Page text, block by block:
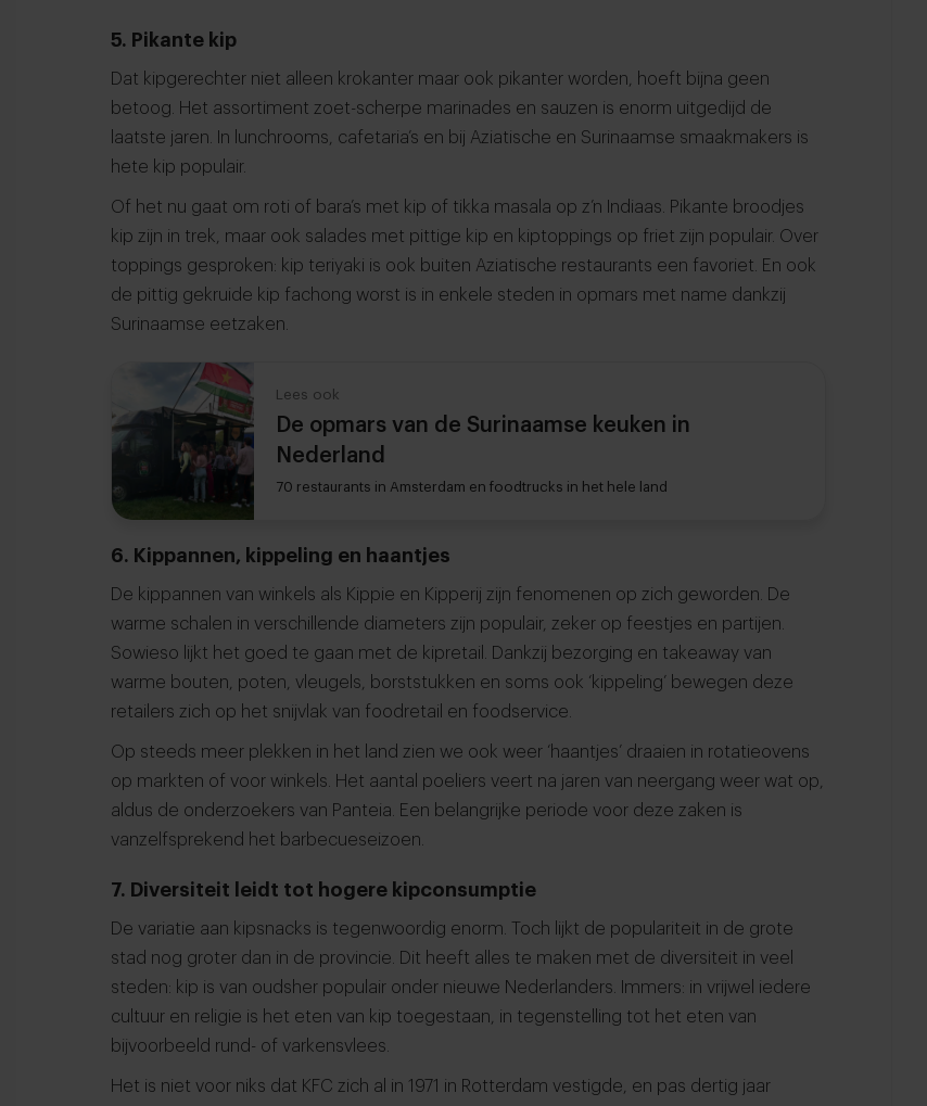
5. Pikante kip
Dat kipgerechter niet alleen krokanter maar ook pikanter worden, hoeft bijna geen
betoog. Het assortiment zoet-scherpe marinades en sauzen is enorm uitgedijd de
laatste jaren. In lunchrooms, cafetaria’s en bij Aziatische en Surinaamse smaakmakers is
hete kip populair.
Of het nu gaat om roti of bara’s met kip of tikka masala op z’n Indiaas. Pikante broodjes
kip zijn in trek, maar ook salades met pittige kip en kiptoppings op friet zijn populair. Over
toppings gesproken: kip teriyaki is ook buiten Aziatische restaurants een favoriet. En ook
de pittig gekruide kip fachong worst is in enkele steden in opmars met name dankzij
Surinaamse eetzaken.
Lees ook
De opmars van de Surinaamse keuken in
Nederland
70 restaurants in Amsterdam en foodtrucks in het hele land
6. Kippannen, kippeling en haantjes
De kippannen van winkels als Kippie en Kipperij zijn fenomenen op zich geworden. De
warme schalen in verschillende diameters zijn populair, zeker op feestjes en partijen.
Sowieso lijkt het goed te gaan met de kipretail. Dankzij bezorging en takeaway van
warme bouten, poten, vleugels, borststukken en soms ook ‘kippeling’ bewegen deze
retailers zich op het snijvlak van foodretail en foodservice.
Op steeds meer plekken in het land zien we ook weer ‘haantjes’ draaien in rotatieovens
op markten of voor winkels. Het aantal poeliers veert na jaren van neergang weer wat op,
aldus de onderzoekers van Panteia. Een belangrijke periode voor deze zaken is
vanzelfsprekend het barbecueseizoen.
7. Diversiteit leidt tot hogere kipconsumptie
De variatie aan kipsnacks is tegenwoordig enorm. Toch lijkt de populariteit in de grote
stad nog groter dan in de provincie. Dit heeft alles te maken met de diversiteit in veel
steden: kip is van oudsher populair onder nieuwe Nederlanders. Immers: in vrijwel iedere
cultuur en religie is het eten van kip toegestaan, in tegenstelling tot het eten van
bijvoorbeeld rund- of varkensvlees.
Het is niet voor niks dat KFC zich al in 1971 in Rotterdam vestigde, en pas dertig jaar